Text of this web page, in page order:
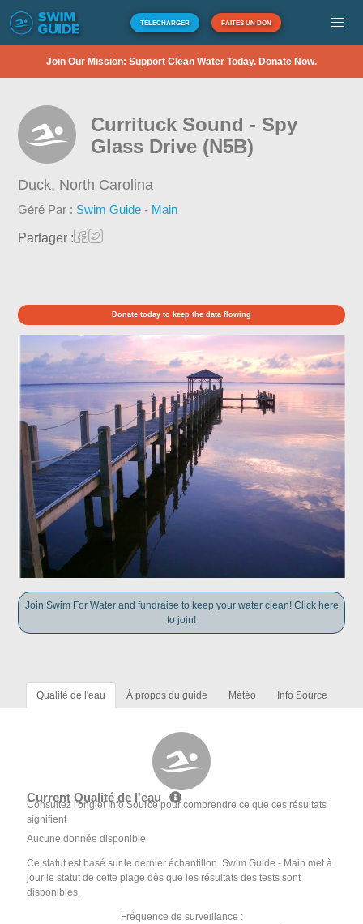
TÉLÉCHARGER FAITES UN DON
Join Our Mission: Support Clean Water Today. Donate Now.
Currituck Sound - Spy
Glass Drive (N5B)
Duck, North Carolina
Géré Par : Swim Guide - Main
Partager :
Donate today to keep the data flowing
Join Swim For Water and fundraise to keep your water clean! Click here
to join!
Qualité de l'eau À propos du guide Météo Info Source
Current Qualité de l'eau
Consultez l'onglet Info Source pour comprendre ce que ces résultats
signifient
Aucune donnée disponible
Ce statut est basé sur le dernier échantillon. Swim Guide - Main met à
jour le statut de cette plage dès que les résultats des tests sont
disponibles.
Fréquence de surveillance :